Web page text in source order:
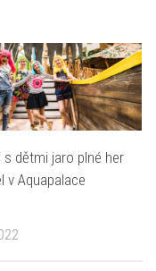
s dětmi jaro plné her
v Aquapalace